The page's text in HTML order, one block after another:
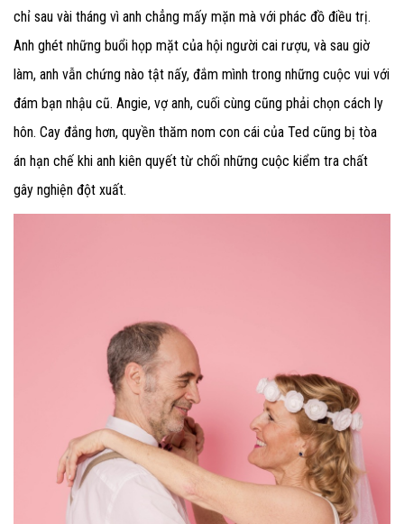
chỉ sau vài tháng vì anh chẳng mấy mặn mà với phác đồ điều trị.
Anh ghét những buổi họp mặt của hội người cai rượu, và sau giờ
làm, anh vẫn chứng nào tật nấy, đắm mình trong những cuộc vui với
đám bạn nhậu cũ. Angie, vợ anh, cuối cùng cũng phải chọn cách ly
hôn. Cay đắng hơn, quyền thăm nom con cái của Ted cũng bị tòa
án hạn chế khi anh kiên quyết từ chối những cuộc kiểm tra chất
gây nghiện đột xuất.